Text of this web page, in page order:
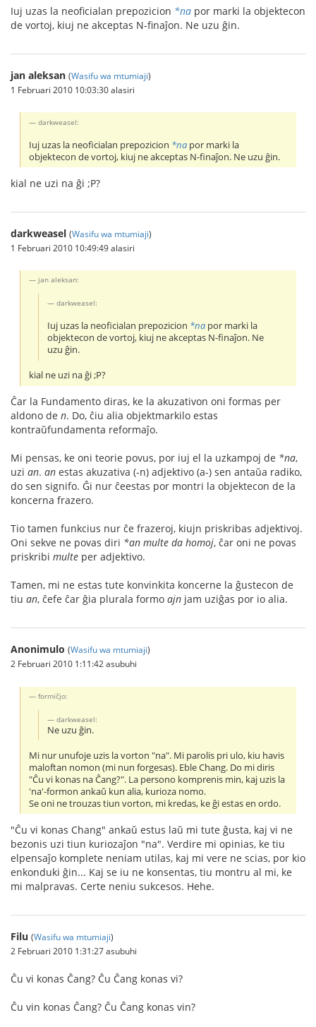
Iuj uzas la neoficialan prepozicion *na por marki la objektecon
de vortoj, kiuj ne akceptas N-finaĵon. Ne uzu ĝin.
jan aleksan (Wasifu wa mtumiaji)
1 Februari 2010 10:03:30 alasiri
darkweasel:
Iuj uzas la neoficialan prepozicion *na por marki la
objektecon de vortoj, kiuj ne akceptas N-finaĵon. Ne uzu ĝin.
kial ne uzi na ĝi ;P?
darkweasel (Wasifu wa mtumiaji)
1 Februari 2010 10:49:49 alasiri
jan aleksan:
darkweasel:
Iuj uzas la neoficialan prepozicion *na por marki la
objektecon de vortoj, kiuj ne akceptas N-finaĵon. Ne
uzu ĝin.
kial ne uzi na ĝi ;P?
Ĉar la Fundamento diras, ke la akuzativon oni formas per
aldono de n. Do, ĉiu alia objektmarkilo estas
kontraŭfundamenta reformaĵo.
Mi pensas, ke oni teorie povus, por iuj el la uzkampoj de *na,
uzi an. an estas akuzativa (-n) adjektivo (a-) sen antaŭa radiko,
do sen signifo. Ĝi nur ĉeestas por montri la objektecon de la
koncerna frazero.
Tio tamen funkcius nur ĉe frazeroj, kiujn priskribas adjektivoj.
Oni sekve ne povas diri *an multe da homoj, ĉar oni ne povas
priskribi multe per adjektivo.
Tamen, mi ne estas tute konvinkita koncerne la ĝustecon de
tiu an, ĉefe ĉar ĝia plurala formo ajn jam uziĝas por io alia.
Anonimulo (Wasifu wa mtumiaji)
2 Februari 2010 1:11:42 asubuhi
formiĉjo:
darkweasel:
Ne uzu ĝin.
Mi nur unufoje uzis la vorton "na". Mi parolis pri ulo, kiu havis
maloftan nomon (mi nun forgesas). Eble Chang. Do mi diris
"Ĉu vi konas na Ĉang?". La persono komprenis min, kaj uzis la
'na'-formon ankaŭ kun alia, kurioza nomo.
Se oni ne trouzas tiun vorton, mi kredas, ke ĝi estas en ordo.
"Ĉu vi konas Chang" ankaŭ estus laŭ mi tute ĝusta, kaj vi ne
bezonis uzi tiun kuriozaĵon "na". Verdire mi opinias, ke tiu
elpensaĵo komplete neniam utilas, kaj mi vere ne scias, por kio
enkonduki ĝin... Kaj se iu ne konsentas, tiu montru al mi, ke
mi malpravas. Certe neniu sukcesos. Hehe.
Filu (Wasifu wa mtumiaji)
2 Februari 2010 1:31:27 asubuhi
Ĉu vi konas Ĉang? Ĉu Ĉang konas vi?
Ĉu vin konas Ĉang? Ĉu Ĉang konas vin?